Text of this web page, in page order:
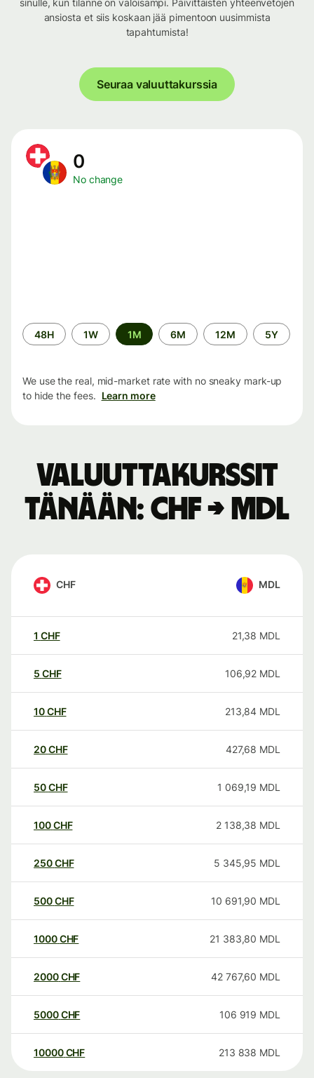
sinulle, kun tilanne on valoisampi. Päivittäisten yhteenvetojen
ansiosta et siis koskaan jää pimentoon uusimmista
tapahtumista!
Seuraa valuuttakurssia
0
No change
Time
period
48H 1W 1M 6M 12M 5Y
We use the real, mid-market rate with no sneaky mark-up
to hide the fees. Learn more
Valuuttakurssit
tänään: CHF → MDL
CHF MDL
1 CHF 21,38 MDL
5 CHF 106,92 MDL
10CHF 213,84 MDL
20CHF 427,68 MDL
50CHF 1 069,19 MDL
100CHF 2 138,38 MDL
250CHF 5 345,95 MDL
500CHF 10 691,90 MDL
1000CHF 21 383,80 MDL
2000CHF 42 767,60 MDL
5000CHF 106 919 MDL
10000 CHF 213 838 MDL